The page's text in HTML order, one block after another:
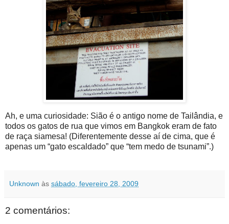
Ah, e uma curiosidade: Sião é o antigo nome de Tailândia, e
todos os gatos de rua que vimos em Bangkok eram de fato
de raça siamesa! (Diferentemente desse aí de cima, que é
apenas um “gato escaldado” que “tem medo de tsunami”.)
Unknown às sábado, fevereiro 28, 2009
2 comentários: